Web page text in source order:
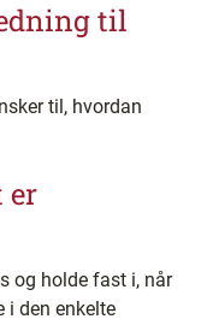
til
til, hvordan
er
og holde fast i, når
i den enkelte